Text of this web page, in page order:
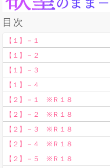
目次
【１】－１
【１】－２
【１】－３
【１】－４
【２】－１ ※Ｒ１８
【２】－２ ※Ｒ１８
【２】－３ ※Ｒ１８
【２】－４ ※Ｒ１８
【２】－５ ※Ｒ１８